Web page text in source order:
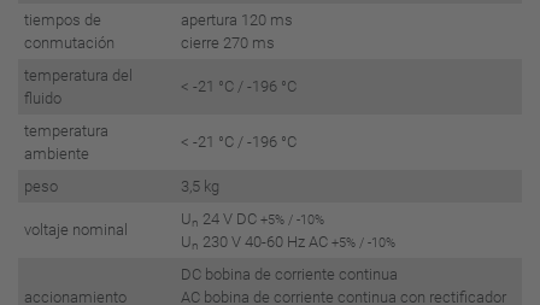
tiempos de
conmutación
apertura 120 ms
cierre 270 ms
temperatura del
fluido
< -21 °C / -196 °C
temperatura
ambiente
< -21 °C / -196 °C
peso 3,5 kg
voltaje nominal
Un 24 V DC +5% / -10%
Un 230 V 40-60 Hz AC +5% / -10%
accionamiento
DC bobina de corriente continua
AC bobina de corriente continua con rectificador